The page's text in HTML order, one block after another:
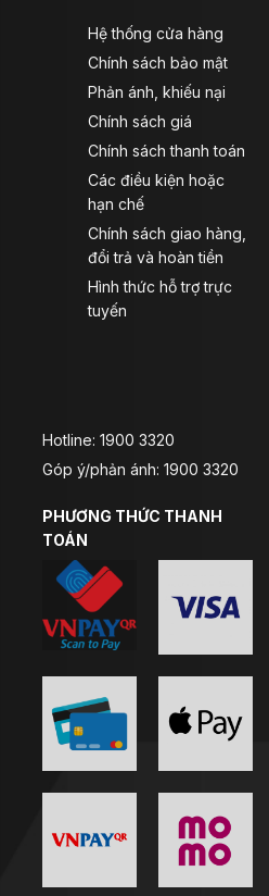
Hệ thống cửa hàng
Chính sách bảo mật
Phản ánh, khiếu nại
Chính sách giá
Chính sách thanh toán
Các điều kiện hoặc
hạn chế
Chính sách giao hàng,
đổi trả và hoàn tiền
Hình thức hỗ trợ trực
tuyến
Hotline: 1900 3320
Góp ý/phản ánh: 1900 3320
PHƯƠNG THỨC THANH
TOÁN